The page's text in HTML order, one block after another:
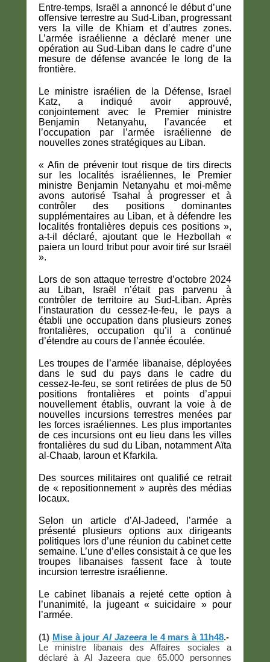
Entre-temps, Israël a annoncé le début d’une
offensive terrestre au Sud-Liban, progressant
vers la ville de Khiam et d’autres zones.
L’armée israélienne a déclaré mener une
opération au Sud-Liban dans le cadre d’une
mesure de défense avancée le long de la
frontière.
Le ministre israélien de la Défense, Israel
Katz, a indiqué avoir approuvé,
conjointement avec le Premier ministre
Benjamin Netanyahu, l’avancée et
l’occupation par l’armée israélienne de
nouvelles zones stratégiques au Liban.
« Afin de prévenir tout risque de tirs directs
sur les localités israéliennes, le Premier
ministre Benjamin Netanyahu et moi-même
avons autorisé Tsahal à progresser et à
contrôler des positions dominantes
supplémentaires au Liban, et à défendre les
localités frontalières depuis ces positions »,
a-t-il déclaré, ajoutant que le Hezbollah «
paiera un lourd tribut pour avoir tiré sur Israël
».
Lors de son attaque terrestre d’octobre 2024
au Liban, Israël n’était pas parvenu à
contrôler de territoire au Sud-Liban. Après
l’instauration du cessez-le-feu, le pays a
établi une occupation dans plusieurs zones
frontalières, occupation qu’il a continué
d’étendre au cours de l’année écoulée.
Les troupes de l’armée libanaise, déployées
dans le sud du pays dans le cadre du
cessez-le-feu, se sont retirées de plus de 50
positions frontalières et points d’appui
nouvellement établis, ouvrant la voie à de
nouvelles incursions terrestres menées par
les forces israéliennes. Les plus importantes
de ces incursions ont eu lieu dans les villes
frontalières du sud du Liban, notamment Aïta
al-Chaab, Iaroun et Kfarkila.
Des sources militaires ont qualifié ce retrait
de « repositionnement » auprès des médias
locaux.
Selon un article d’Al-Jadeed, l’armée a
présenté plusieurs options aux dirigeants
politiques lors d’une réunion du cabinet cette
semaine. L’une d’elles consistait à ce que les
troupes libanaises fassent face à toute
incursion terrestre israélienne.
Le cabinet libanais a rejeté cette option à
l’unanimité, la jugeant « suicidaire » pour
l’armée.
(1) Mise à jourAl Jazeera le 4 mars à 11h48.-
Le ministre libanais des Affaires sociales a
déclaré à Al Jazeera que 65.000 personnes